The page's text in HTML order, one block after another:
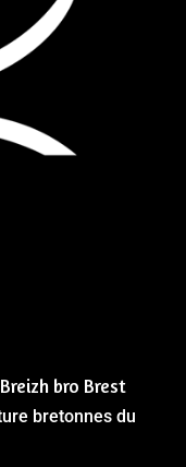
bro Brest
bretonnes du